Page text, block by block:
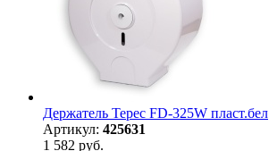
Держатель Терес FD-325W пласт.бел
Артикул: 425631
1 582 руб.